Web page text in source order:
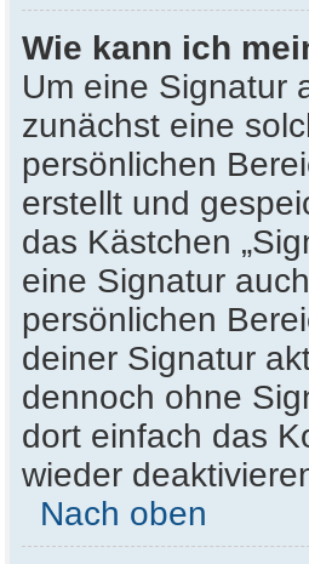
Wie kann ich
Um eine Signatur
zunächst eine
persönlichen
erstellt und
das Kästchen
eine Signatur
persönlichen
deiner Signatur
dennoch ohne
dort einfach das
wieder
Nach oben